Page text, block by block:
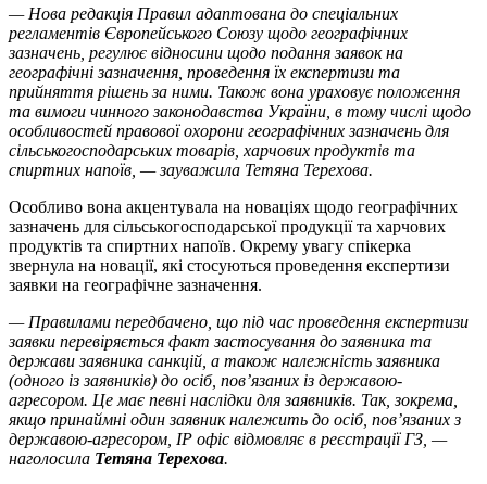
— Нова редакція Правил адаптована до спеціальних
регламентів Європейського Союзу щодо географічних
зазначень, регулює відносини щодо подання заявок на
географічні зазначення, проведення їх експертизи та
прийняття рішень за ними. Також вона ураховує положення
та вимоги чинного законодавства України, в тому числі щодо
особливостей правової охорони географічних зазначень для
сільськогосподарських товарів, харчових продуктів та
спиртних напоїв, — зауважила Тетяна Терехова.
Особливо вона акцентувала на новаціях щодо географічних
зазначень для сільськогосподарської продукції та харчових
продуктів та спиртних напоїв. Окрему увагу спікерка
звернула на новації, які стосуються проведення експертизи
заявки на географічне зазначення.
— Правилами передбачено, що під час проведення експертизи
заявки перевіряється факт застосування до заявника та
держави заявника санкцій, а також належність заявника
(одного із заявників) до осіб, пов’язаних із державою-
агресором. Це має певні наслідки для заявників. Так, зокрема,
якщо принаймні один заявник належить до осіб, пов’язаних з
державою-агресором, ІР офіс відмовляє в реєстрації ГЗ, —
наголосила Тетяна Терехова.